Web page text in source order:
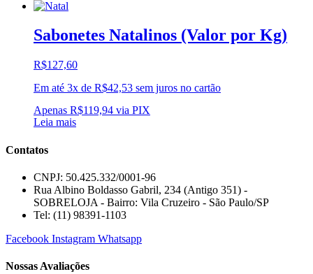
Sabonetes Natalinos (Valor por Kg)
R$127,60
Em até 3x de R$42,53 sem juros no cartão
Apenas R$119,94 via PIX
Leia mais
Contatos
CNPJ: 50.425.332/0001-96
Rua Albino Boldasso Gabril, 234 (Antigo 351) -
SOBRELOJA - Bairro: Vila Cruzeiro - São Paulo/SP
​​​​​​​​​​​​​​​​​​​​Tel: (11) 98391-1103
Facebook Instagram Whatsapp
Nossas Avaliações